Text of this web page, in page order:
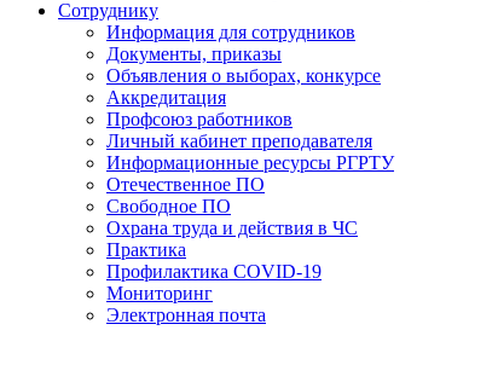
Сотруднику
Информация для сотрудников
Документы, приказы
Объявления о выборах, конкурсе
Аккредитация
Профсоюз работников
Личный кабинет преподавателя
Информационные ресурсы РГРТУ
Отечественное ПО
Свободное ПО
Охрана труда и действия в ЧС
Практика
Профилактика COVID-19
Мониторинг
Электронная почта